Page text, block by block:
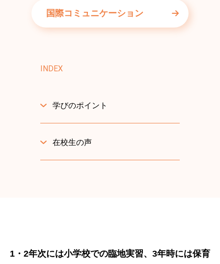
国際コミュニケーション
INDEX
学びのポイント
在校生の声
1・2年次には小学校での臨地実習、3年時には保育